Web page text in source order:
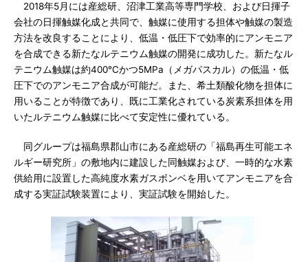
2018年5月には産総研、沼津工業高等専門学校、および日揮子
会社の日揮触媒化成と共同で、触媒に使用する担体や触媒の製造
方法を改良することにより、低温・低圧下で効率的にアンモニア
を合成できる新たなルテニウム触媒の開発に成功した。新たなル
テニウム触媒は約400℃かつ5MPa（メガパスカル）の低温・低
圧下でのアンモニア合成が可能だ。また、希土類酸化物を担体に
用いることが特徴であり、既に工業化されている炭素系担体を用
いたルテニウム触媒に比べて安定性に優れている。
同グループは福島県郡山市にある産総研の「福島再生可能エネ
ルギー研究所」の敷地内に建設した同触媒および、一時的な水素
供給用に設置した高純度水素ガスボンベを用いてアンモニアを合
成する実証試験装置により、実証試験を開始した。